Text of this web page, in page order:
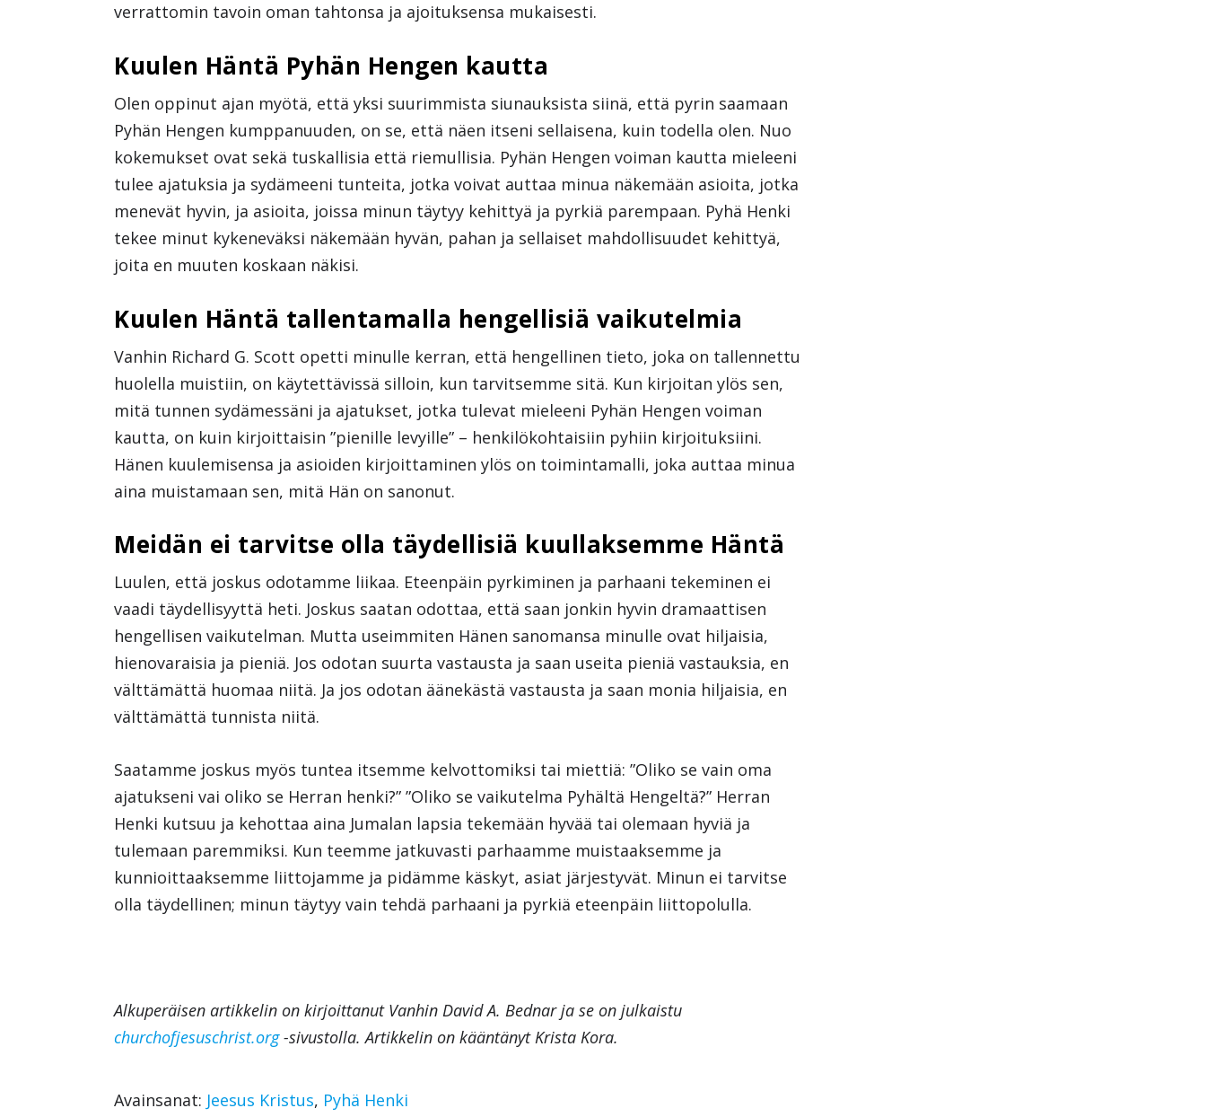
verrattomin tavoin oman tahtonsa ja ajoituksensa mukaisesti.
Kuulen Häntä Pyhän Hengen kautta
Olen oppinut ajan myötä, että yksi suurimmista siunauksista siinä, että pyrin saamaan
Pyhän Hengen kumppanuuden, on se, että näen itseni sellaisena, kuin todella olen. Nuo
kokemukset ovat sekä tuskallisia että riemullisia. Pyhän Hengen voiman kautta mieleeni
tulee ajatuksia ja sydämeeni tunteita, jotka voivat auttaa minua näkemään asioita, jotka
menevät hyvin, ja asioita, joissa minun täytyy kehittyä ja pyrkiä parempaan. Pyhä Henki
tekee minut kykeneväksi näkemään hyvän, pahan ja sellaiset mahdollisuudet kehittyä,
joita en muuten koskaan näkisi.
Kuulen Häntä tallentamalla hengellisiä vaikutelmia
Vanhin Richard G. Scott opetti minulle kerran, että hengellinen tieto, joka on tallennettu
huolella muistiin, on käytettävissä silloin, kun tarvitsemme sitä. Kun kirjoitan ylös sen,
mitä tunnen sydämessäni ja ajatukset, jotka tulevat mieleeni Pyhän Hengen voiman
kautta, on kuin kirjoittaisin ”pienille levyille” – henkilökohtaisiin pyhiin kirjoituksiini.
Hänen kuulemisensa ja asioiden kirjoittaminen ylös on toimintamalli, joka auttaa minua
aina muistamaan sen, mitä Hän on sanonut.
Meidän ei tarvitse olla täydellisiä kuullaksemme Häntä
Luulen, että joskus odotamme liikaa. Eteenpäin pyrkiminen ja parhaani tekeminen ei
vaadi täydellisyyttä heti. Joskus saatan odottaa, että saan jonkin hyvin dramaattisen
hengellisen vaikutelman. Mutta useimmiten Hänen sanomansa minulle ovat hiljaisia,
hienovaraisia ja pieniä. Jos odotan suurta vastausta ja saan useita pieniä vastauksia, en
välttämättä huomaa niitä. Ja jos odotan äänekästä vastausta ja saan monia hiljaisia, en
välttämättä tunnista niitä.
Saatamme joskus myös tuntea itsemme kelvottomiksi tai miettiä: ”Oliko se vain oma
ajatukseni vai oliko se Herran henki?” ”Oliko se vaikutelma Pyhältä Hengeltä?” Herran
Henki kutsuu ja kehottaa aina Jumalan lapsia tekemään hyvää tai olemaan hyviä ja
tulemaan paremmiksi. Kun teemme jatkuvasti parhaamme muistaaksemme ja
kunnioittaaksemme liittojamme ja pidämme käskyt, asiat järjestyvät. Minun ei tarvitse
olla täydellinen; minun täytyy vain tehdä parhaani ja pyrkiä eteenpäin liittopolulla.
Alkuperäisen artikkelin on kirjoittanut Vanhin David A. Bednar ja se on julkaistu
churchofjesuschrist.org-sivustolla. Artikkelin on kääntänyt Krista Kora.
Avainsanat: Jeesus Kristus, Pyhä Henki